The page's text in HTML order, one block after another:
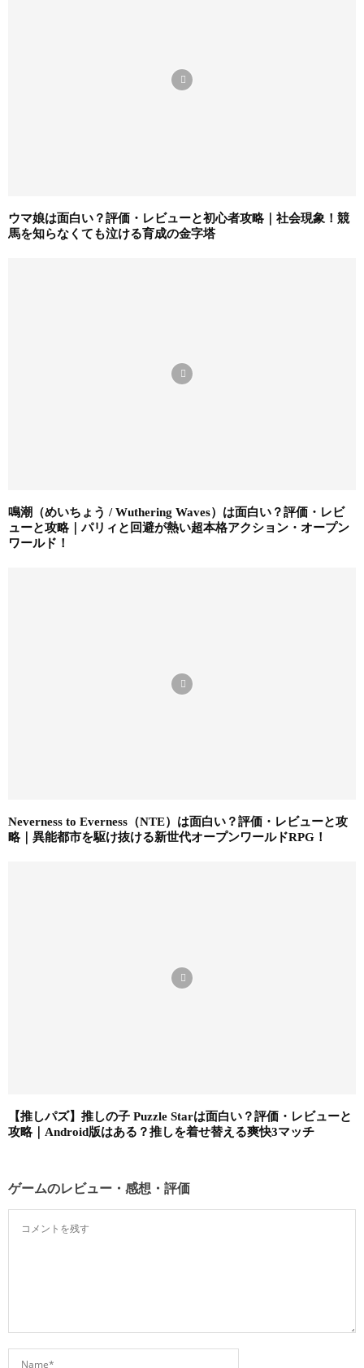
ウマ娘は面白い？評価・レビューと初心者攻略｜社会現象！競
馬を知らなくても泣ける育成の金字塔
鳴潮（めいちょう / Wuthering Waves）は面白い？評価・レビ
ューと攻略｜パリィと回避が熱い超本格アクション・オープン
ワールド！
Neverness to Everness（NTE）は面白い？評価・レビューと攻
略｜異能都市を駆け抜ける新世代オープンワールドRPG！
【推しパズ】推しの子 Puzzle Starは面白い？評価・レビューと
攻略｜Android版はある？推しを着せ替える爽快3マッチ
ゲームのレビュー・感想・評価